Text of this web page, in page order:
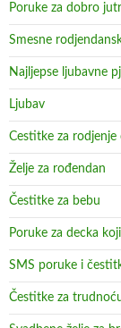
Poruke za dobro
Smesne
Najljepse ljubavne
Ljubav
Cestitke za rodjenje
Želje za rođendan
Čestitke za bebu
Poruke za decka
SMS poruke i
Čestitke za